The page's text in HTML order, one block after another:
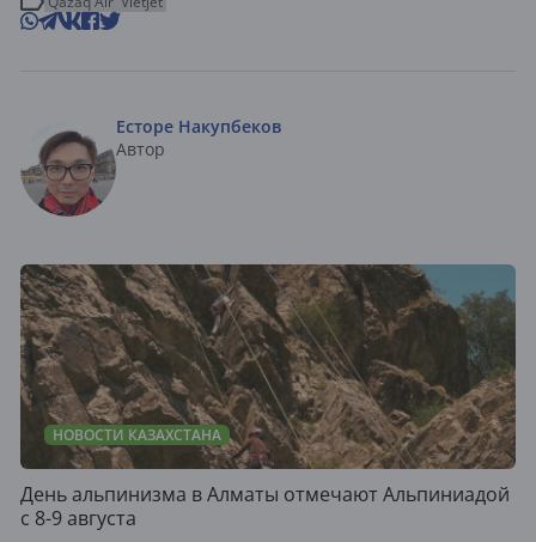
Есторе Накупбеков
Автор
НОВОСТИ КАЗАХСТАНА
День альпинизма в Алматы отмечают Альпиниадой
с 8-9 августа